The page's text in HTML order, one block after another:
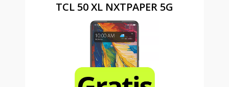
TCL 50 XL NXTPAPER 5G